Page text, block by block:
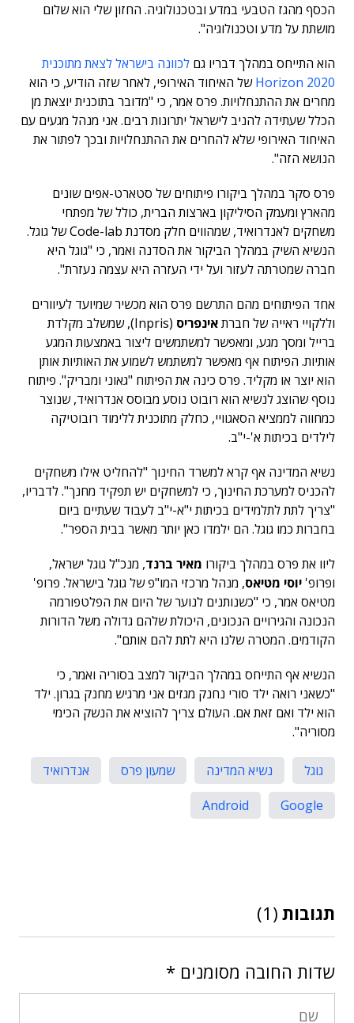
הכסף מהגז הטבעי במדע ובטכנולוגיה. החזון שלי הוא שלום
מושתת על מדע וטכנולוגיה".
הוא התייחס במהלך דבריו גם לכוונה בישראל לצאת מתוכנית
Horizon 2020של האיחוד האירופי, לאחר שזה הודיע, כי הוא
מחרים את ההתנחלויות. פרס אמר, כי "מדובר בתוכנית יוצאת מן
הכלל שעתידה להניב לישראל יתרונות רבים. אני מנהל מגעים עם
האיחוד האירופי שלא להחרים את ההתנחלויות ובכך לפתור את
הנושא הזה".
פרס סקר במהלך ביקורו פיתוחים של סטארט-אפים שונים
מהארץ ומעמק הסיליקון בארצות הברית, כולל של מפתחי
משחקים לאנדרואיד, שמהווים חלק מסדנת Code-lab של גוגל.
הנשיא השיק במהלך הביקור את הסדנה ואמר, כי "גוגל היא
חברה שמטרתה לעזור ועל ידי העזרה היא עצמה נעזרת".
אחד הפיתוחים מהם התרשם פרס הוא מכשיר שמיועד לעיוורים
וללקויי ראייה של חברתאינפריס
(Inpris), שמשלב מקלדת
ברייל ומסך מגע, ומאפשר למשתמשים ליצור באמצעות המגע
אותיות. הפיתוח אף מאפשר למשתמש לשמוע את האותיות אותן
הוא יוצר או מקליד. פרס כינה את הפיתוח "גאוני ומבריק". פיתוח
נוסף שהוצג לנשיא הוא רובוט נוסע מבוסס אנדרואיד, שנוצר
כמחווה לממציא הסאגוויי, כחלק מתוכנית ללימוד רובוטיקה
לילדים בכיתות א'-י"ב.
נשיא המדינה אף קרא למשרד החינוך "להחליט אילו משחקים
להכניס למערכת החינוך, כי למשחקים יש תפקיד מחנך". לדבריו,
"צריך לתת לתלמידים בכיתות י"א-י"ב לעבוד שעתיים ביום
בחברות כמו גוגל. הם ילמדו כאן יותר מאשר בבית הספר".
ליוו את פרס במהלך ביקורו מאיר ברנד, מנכ"ל גוגל ישראל,
ופרופ' יוסי מטיאס, מנהל מרכזי המו"פ של גוגל בישראל. פרופ'
מטיאס אמר, כי "כשנותנים לנוער של היום את הפלטפורמה
הנכונה והגירויים הנכונים, היכולת שלהם גדולה משל הדורות
הקודמים. המטרה שלנו היא לתת להם אותם".
הנשיא אף התייחס במהלך הביקור למצב בסוריה ואמר, כי
"כשאני רואה ילד סורי נחנק מגזים אני מרגיש מחנק בגרון. ילד
הוא ילד ואם זאת אם. העולם צריך להוציא את הנשק הכימי
מסוריה".
גוגל נשיא המדינה שמעון פרס
אנדרואיד
Google
Android
תגובות (1)
שדות החובה מסומנים *